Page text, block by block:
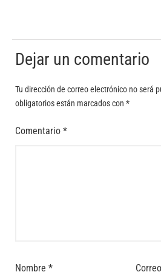
Dejar un comentario
Tu dirección de correo electrónico no será
obligatorios están marcados con *
Comentario *
Nombre *